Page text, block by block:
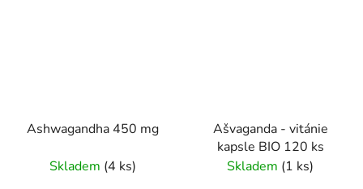
Ashwagandha 450 mg
Skladem (4 ks)
Ašvaganda - vitánie
kapsle BIO 120 ks
Skladem (1 ks)